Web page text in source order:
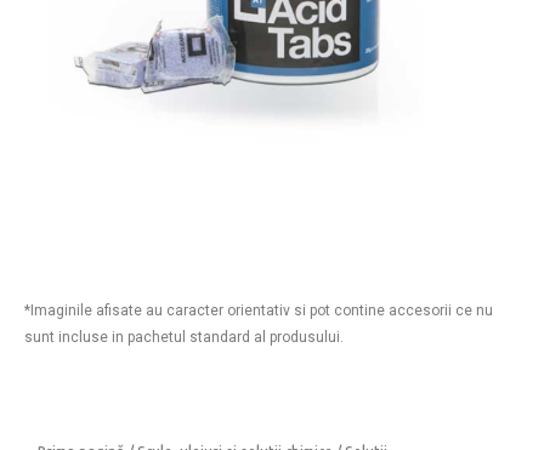
*Imaginile afisate au caracter orientativ si pot contine accesorii ce nu
sunt incluse in pachetul standard al produsului.